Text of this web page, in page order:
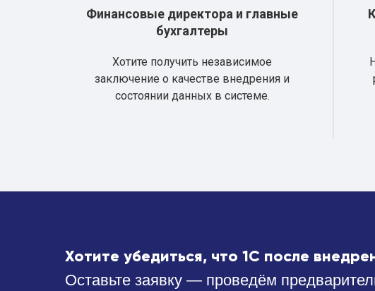
Финансовые директора и главные
бухгалтеры
Хотите получить независимое
заключение о качестве внедрения и
состоянии данных в системе.
Хотите убедиться, что 1С после
Оставьте заявку — проведём